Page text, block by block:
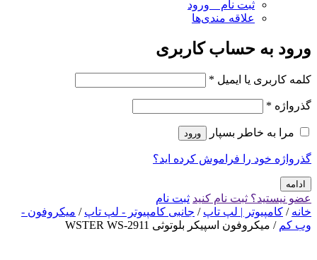
ثبت نام _ ورود
علاقه مندی‌ها
ورود به حساب کاربری
کلمه کاربری یا ایمیل *
گذرواژه *
مرا به خاطر بسپار ورود
گذرواژه خود را فراموش کرده اید؟
ادامه
عضو نیستید؟ ثبت نام کنید ثبت نام
خانه / کامپیوتر | لپ تاپ / جانبی کامپیوتر - لپ تاپ / میکروفون -
وب کم / میکروفون اسپیکر بلوتوثی WSTER WS-2911